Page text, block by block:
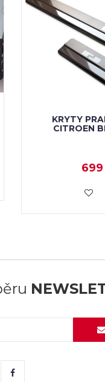
KRYTY
CITROEN